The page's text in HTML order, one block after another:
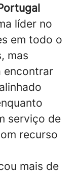
líder no
em todo o
mas
encontrar
serviço de
recurso
mais de